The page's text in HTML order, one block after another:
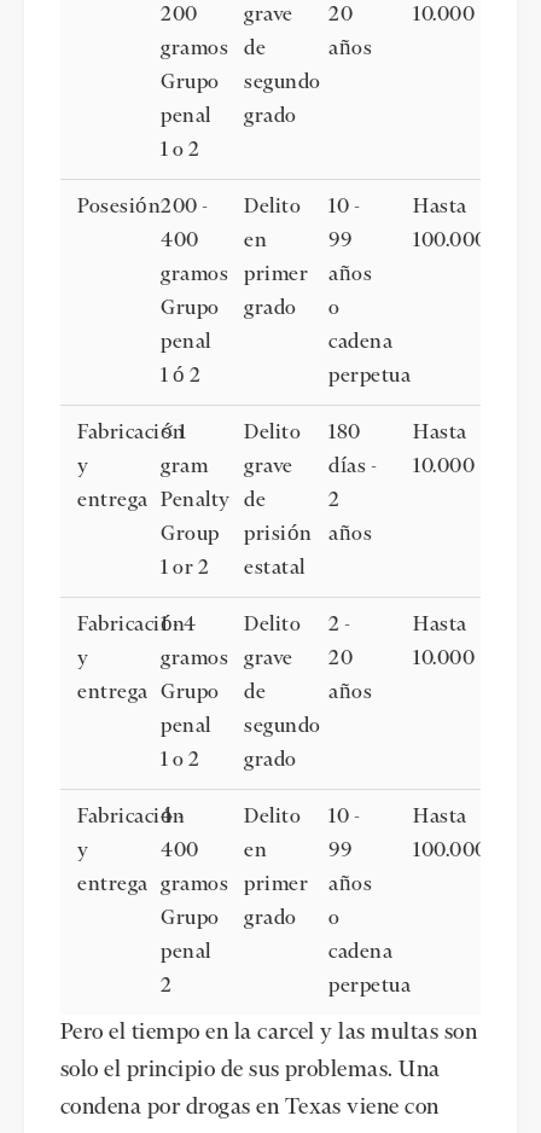
200
gramos
Grupo
penal
1 o 2
grave
de
segundo
grado
20
años
10.000
Posesión200 -
400
gramos
Grupo
penal
1 ó 2
Delito
en
primer
grado
10 -
99
años
o
cadena
perpetua
Hasta
100.000
Fabricación
y
entrega
< 1
gram
Penalty
Group
1 or 2
Delito
grave
de
prisión
estatal
180
días -
2
años
Hasta
10.000
Fabricación
y
entrega
1 - 4
gramos
Grupo
penal
1 o 2
Delito
grave
de
segundo
grado
2 -
20
años
Hasta
10.000
Fabricación
y
entrega
4 -
400
gramos
Grupo
penal
2
Delito
en
primer
grado
10 -
99
años
o
cadena
perpetua
Hasta
100.000
Pero el tiempo en la carcel y las multas son
solo el principio de sus problemas. Una
condena por drogas en Texas viene con